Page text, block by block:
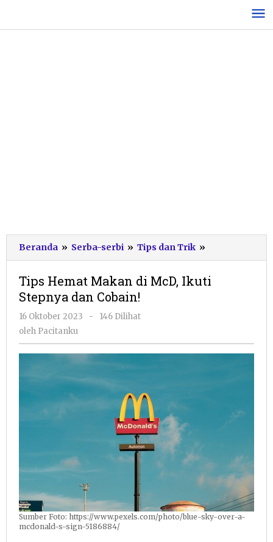
konten
Beranda » Serba-serbi » Tips dan Trik »
Hemat
di
Tips Hemat Makan di McD, Ikuti
Stepnya dan Cobain!
16 Oktober 2023
oleh
-
146 Dilihat
oleh Pacitanku
Sumber Foto: https://www.pexels.com/photo/blue-sky-over-a-
mcdonald-s-sign-5186884/